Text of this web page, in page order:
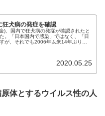
狂犬病の発症を確認
)、国内で狂犬病の発症が確認されたと
。「日本国内で感染」ではなく、「日
が、それでも2006年以来14年ぶりと
2020.05.25
体とするウイルス性の人